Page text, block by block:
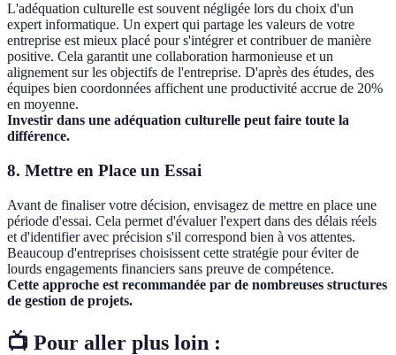
L'adéquation culturelle est souvent négligée lors du choix d'un
expert informatique. Un expert qui partage les valeurs de votre
entreprise est mieux placé pour s'intégrer et contribuer de manière
positive. Cela garantit une collaboration harmonieuse et un
alignement sur les objectifs de l'entreprise. D'après des études, des
équipes bien coordonnées affichent une productivité accrue de 20%
en moyenne.
Investir dans une adéquation culturelle peut faire toute la
différence.
8. Mettre en Place un Essai
Avant de finaliser votre décision, envisagez de mettre en place une
période d'essai. Cela permet d'évaluer l'expert dans des délais réels
et d'identifier avec précision s'il correspond bien à vos attentes.
Beaucoup d'entreprises choisissent cette stratégie pour éviter de
lourds engagements financiers sans preuve de compétence.
Cette approche est recommandée par de nombreuses structures
de gestion de projets.
📺 Pour aller plus loin :